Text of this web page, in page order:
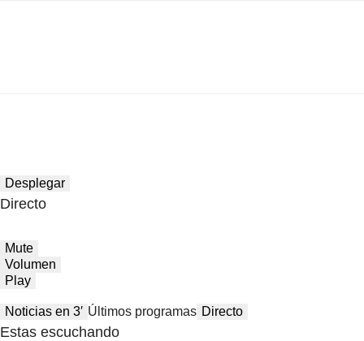
Desplegar
Directo
Mute
Volumen
Play
Noticias en 3′ Últimos programas Directo
Estas escuchando